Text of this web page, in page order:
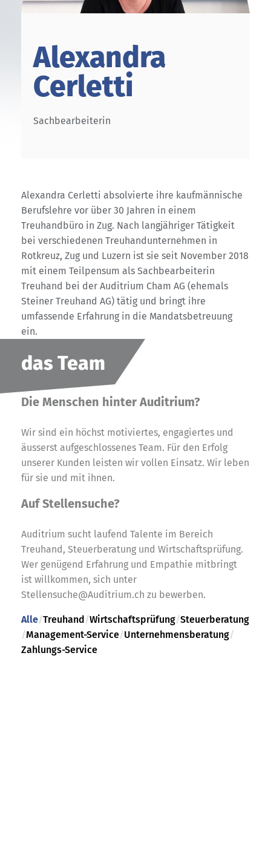
Alexandra
Cerletti
Sachbearbeiterin
Alexandra Cerletti absolvierte ihre kaufmännische
Berufslehre vor über 30 Jahren in einem
Treuhandbüro in Zug. Nach langjähriger Tätigkeit
bei verschiedenen Treuhandunternehmen in
Rotkreuz, Zug und Luzern ist sie seit November 2018
mit einem Teilpensum als Sachbearbeiterin
Treuhand bei der Auditrium Cham AG (ehemals
Steiner Treuhand AG) tätig und bringt ihre
umfassende Erfahrung in die Mandatsbetreuung
ein.
das Team
Die Menschen hinter Auditrium?
Wir sind ein höchst motiviertes, engagiertes und
äusserst aufgeschlossenes Team. Für den Erfolg
unserer Kunden leisten wir vollen Einsatz. Wir leben
für sie und mit ihnen.
Auf Stellensuche?
Auditrium sucht laufend Talente im Bereich
Treuhand, Steuerberatung und Wirtschaftsprüfung.
Wer genügend Erfahrung und Empathie mitbringt
ist willkommen, sich unter
Stellensuche@Auditrium.ch zu bewerben.
Alle/Treuhand/Wirtschaftsprüfung/Steuerberatung
/Management-Service/Unternehmensberatung/
Zahlungs-Service